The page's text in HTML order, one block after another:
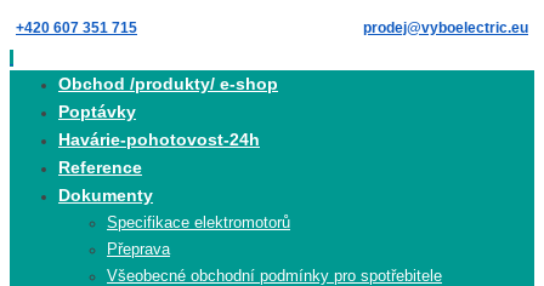
Skip
to
content
+420 607 351 715 prodej@vyboelectric.eu
Obchod /produkty/ e-shop
Poptávky
Havárie-pohotovost-24h
Reference
Dokumenty
Specifikace elektromotorů
Přeprava
Všeobecné obchodní podmínky pro spotřebitele